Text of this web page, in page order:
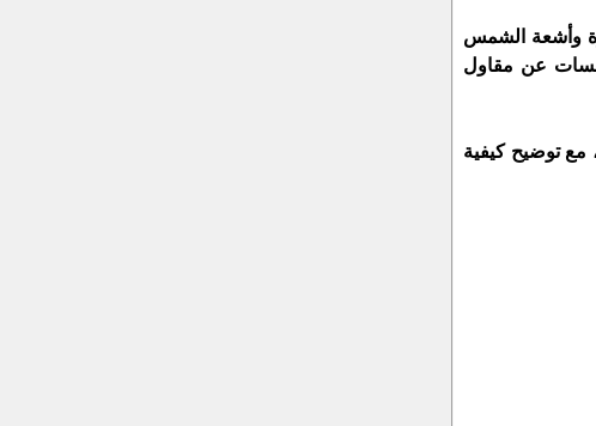
وأشعة الشمس
عن مقاول
مع توضيح كيفية